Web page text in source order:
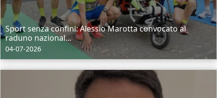
Sport senza confini: Alessio Marotta convocato al
raduno nazional...
04-07-2026